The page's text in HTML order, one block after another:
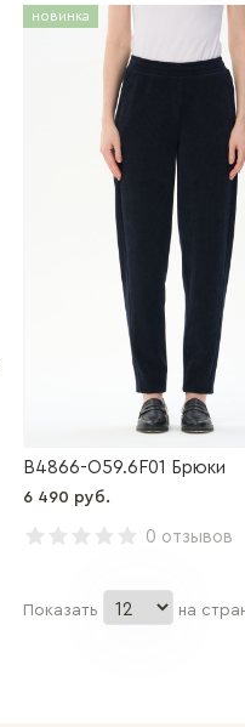
новинка
B4866-O59.6F01 Брюки
6 490 руб.
0 отзывов
Показать на